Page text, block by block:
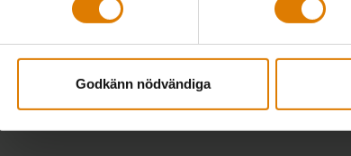
Godkänn nödvändiga
Tryckår: 2021
LOGGA